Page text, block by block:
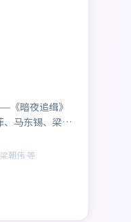
《暗夜追缉》
马东锡、梁朝
国取景与制
后，以动作类
众，适合周末
朝伟 等